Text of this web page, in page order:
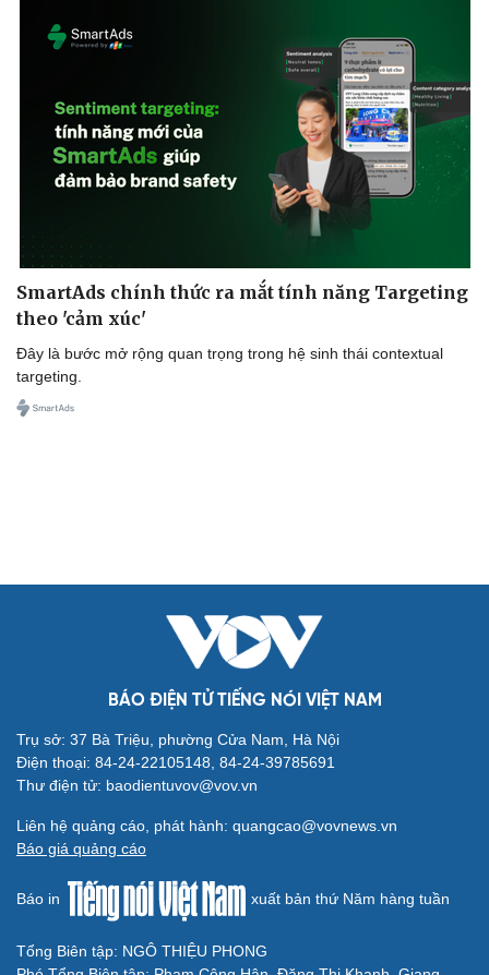
Cải chính
SmartAds chính thức ra mắt tính năng Targeting
theo 'cảm xúc'
Đây là bước mở rộng quan trọng trong hệ sinh thái contextual
targeting.
BÁO ĐIỆN TỬ TIẾNG NÓI VIỆT NAM
Trụ sở: 37 Bà Triệu, phường Cửa Nam, Hà Nội
Điện thoại: 84-24-22105148, 84-24-39785691
Thư điện tử: baodientuvov@vov.vn
Liên hệ quảng cáo, phát hành: quangcao@vovnews.vn
Báo giá quảng cáo
Báo in xuất bản thứ Năm hàng tuần
Tổng Biên tập: NGÔ THIỆU PHONG